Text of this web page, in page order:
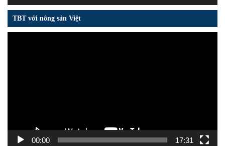
TBT với nông sản Việt
00:00 17:31